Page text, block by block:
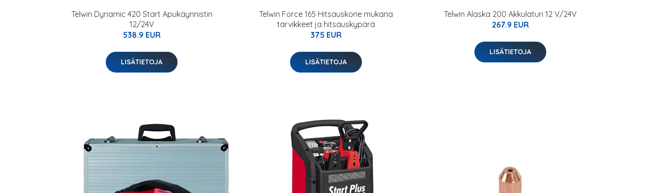
Telwin Dynamic 420 Start Apukäynnistin
12/24V
538.9 EUR
LISÄTIETOJA
Telwin Force 165 Hitsauskone mukana
tarvikkeet ja hitsauskypärä
375 EUR
LISÄTIETOJA
Telwin Alaska 200 Akkulaturi 12 V/24V
267.9 EUR
LISÄTIETOJA